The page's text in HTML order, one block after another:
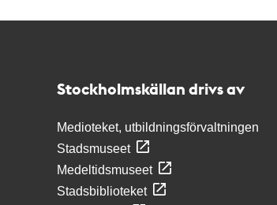
Stockholmskällan drivs av
Medioteket, utbildningsförvaltningen
Stadsmuseet
Medeltidsmuseet
Stadsbiblioteket